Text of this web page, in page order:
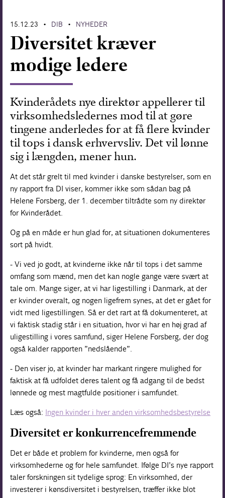
15.12.23 • DIB • NYHEDER
Diversitet kræver
modige ledere
Kvinderådets nye direktør appellerer til
virksomhedsledernes mod til at gøre
tingene anderledes for at få flere kvinder
til tops i dansk erhvervsliv. Det vil lønne
sig i længden, mener hun.
At det står grelt til med kvinder i danske bestyrelser, som en
ny rapport fra DI viser, kommer ikke som sådan bag på
Helene Forsberg, der 1. december tiltrådte som ny direktør
for Kvinderådet.
Og på en måde er hun glad for, at situationen dokumenteres
sort på hvidt.
- Vi ved jo godt, at kvinderne ikke når til tops i det samme
omfang som mænd, men det kan nogle gange være svært at
tale om. Mange siger, at vi har ligestilling i Danmark, at der
er kvinder overalt, og nogen ligefrem synes, at det er gået for
vidt med ligestillingen. Så er det rart at få dokumenteret, at
vi faktisk stadig står i en situation, hvor vi har en høj grad af
uligestilling i vores samfund, siger Helene Forsberg, der dog
også kalder rapporten ”nedslående”.
- Den viser jo, at kvinder har markant ringere mulighed for
faktisk at få udfoldet deres talent og få adgang til de bedst
lønnede og mest magtfulde positioner i samfundet.
Læs også: Ingen kvinder i hver anden virksomhedsbestyrelse
Diversitet er konkurrencefremmende
Det er både et problem for kvinderne, men også for
virksomhederne og for hele samfundet. Ifølge DI’s nye rapport
taler forskningen sit tydelige sprog: En virksomhed, der
investerer i kønsdiversitet i bestyrelsen, træffer ikke blot